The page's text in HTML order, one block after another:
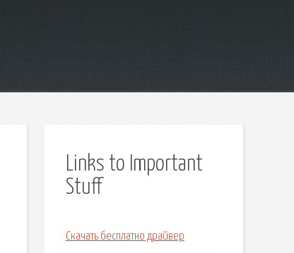
Links to Important
Stuff
Скачать бесплатно драйвер